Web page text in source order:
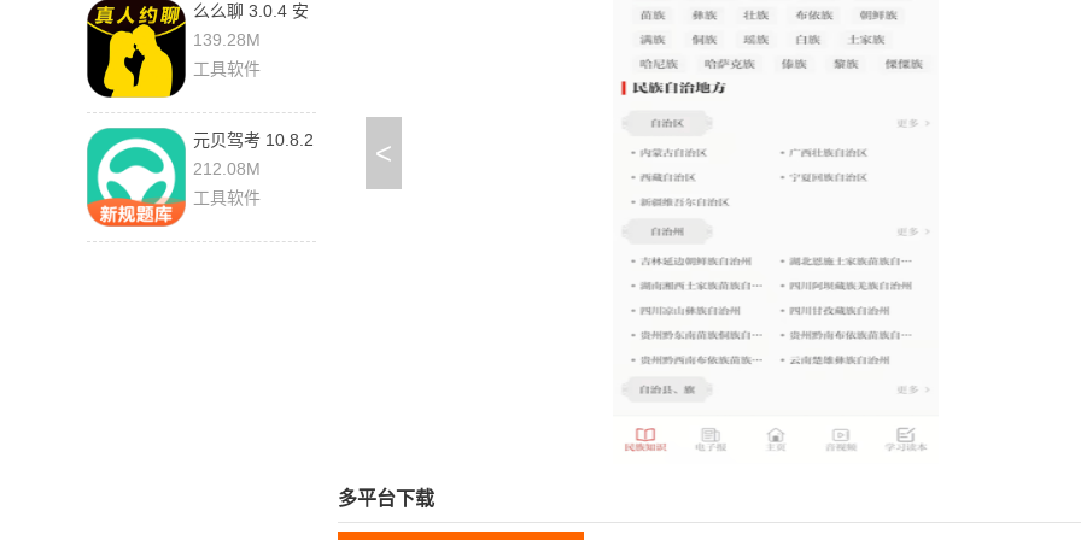
么么聊 3.0.4 安
卓版
139.28M
工具软件
元贝驾考 10.8.2
212.08M
工具软件
<
多平台下载